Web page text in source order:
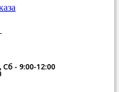
- 9:00-12:00